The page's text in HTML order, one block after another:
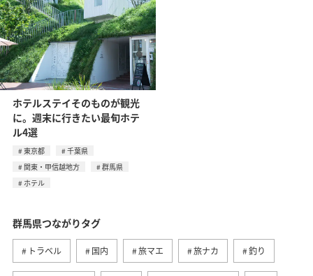
ホテルステイそのものが観光
に。週末に行きたい最旬ホテ
ル4選
東京都
千葉県
関東・甲信越地方
群馬県
ホテル
群馬県つながりタグ
トラベル 国内 旅マエ 旅ナカ 釣り